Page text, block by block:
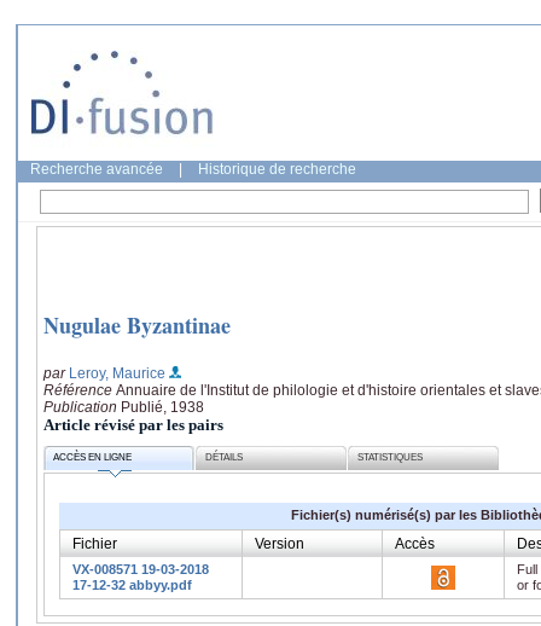
Recherche avancée Historique de recherche
Nugulae Byzantinae
par Leroy, Maurice
Référence Annuaire de l'Institut de philologie et d'histoire orientales et
Publication Publié, 1938
Article révisé par les pairs
ACCÈS EN LIGNE DÉTAILS STATISTIQUES
Fichier(s) numérisé(s) par les
Fichier Version Accès
VX-008571 19-03-2018
17-12-32 abbyy.pdf
or